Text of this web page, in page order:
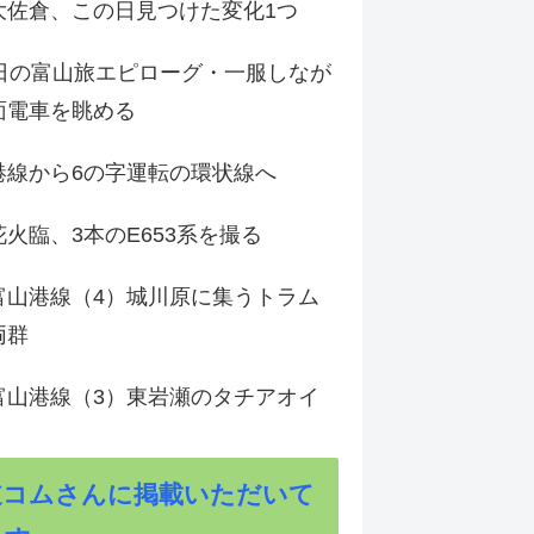
佐倉、この日見つけた変化1つ
の富山旅エピローグ・一服しなが
電車を眺める
線から6の字運転の環状線へ
火臨、3本のE653系を撮る
山港線（4）城川原に集うトラム
群
山港線（3）東岩瀬のタチアオイ
ムさんに掲載いただいて